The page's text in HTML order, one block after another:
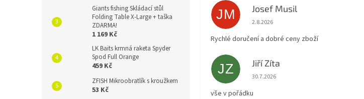
Giants fishing Skládací stůl
Folding Table X-Large + taška
ZDARMA!
1 169 Kč
LK Baits krmná raketa Spyder
Spod Full Orange
459 Kč
ZFISH Mikroobratlík s kroužkem
53 Kč
JM Josef Musil
Hodnocení obchodu je 5 z 5 hvězdiček.
2.8.2026
Rychlé doručení a dobré ceny zboží
JZ Jiří Zíta
Hodnocení obchodu je 5 z 5 hvězdiček.
30.7.2026
vše v pořádku